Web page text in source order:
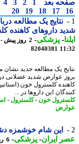
بعد 1
2
3
4
5
17
18
19
20
نتایج یک مطالعه
داروهای کاهنده
-پزشکی-
82040381
یک مطالعه جدید نشان می
عوارض شدید عضلانی در
کلسترول خون (استاتین
این داروها در ...
خون-کلسترول-
این شام خوشمزه
ایران- پزشکی-6 روز پیش - دوشنبه 12 مرداد 1405، 12:15